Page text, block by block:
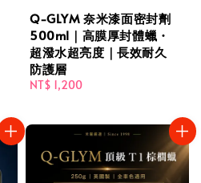
Q-GLYM 奈米漆面密封劑
500ml｜高膜厚封體蠟・
超潑水超亮度｜長效耐久
防護層
Regular
NT$ 1,200